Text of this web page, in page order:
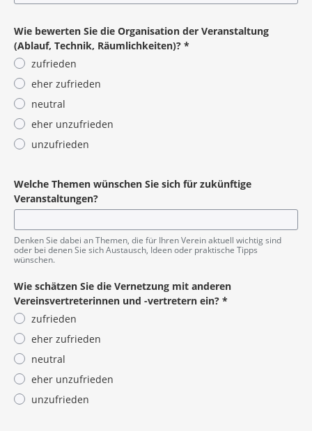
Wie bewerten Sie die Organisation der Veranstaltung
(Ablauf, Technik, Räumlichkeiten)? *
zufrieden
eher zufrieden
neutral
eher unzufrieden
unzufrieden
Welche Themen wünschen Sie sich für zukünftige
Veranstaltungen?
Denken Sie dabei an Themen, die für Ihren Verein aktuell wichtig sind
oder bei denen Sie sich Austausch, Ideen oder praktische Tipps
wünschen.
Wie schätzen Sie die Vernetzung mit anderen
Vereinsvertreterinnen und -vertretern ein? *
zufrieden
eher zufrieden
neutral
eher unzufrieden
unzufrieden